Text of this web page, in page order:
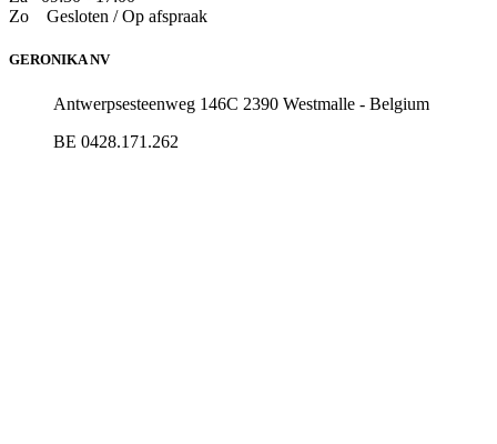
Zo
​Gesloten / Op afspraak
GERONIKA NV
Antwerpsesteenweg 146C 2390 Westmalle - Belgium
BE 0428.171.262